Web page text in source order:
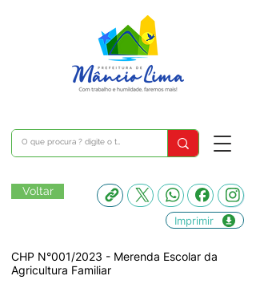
Voltar
Imprimir
CHP N°001/2023 - Merenda Escolar da
Agricultura Familiar